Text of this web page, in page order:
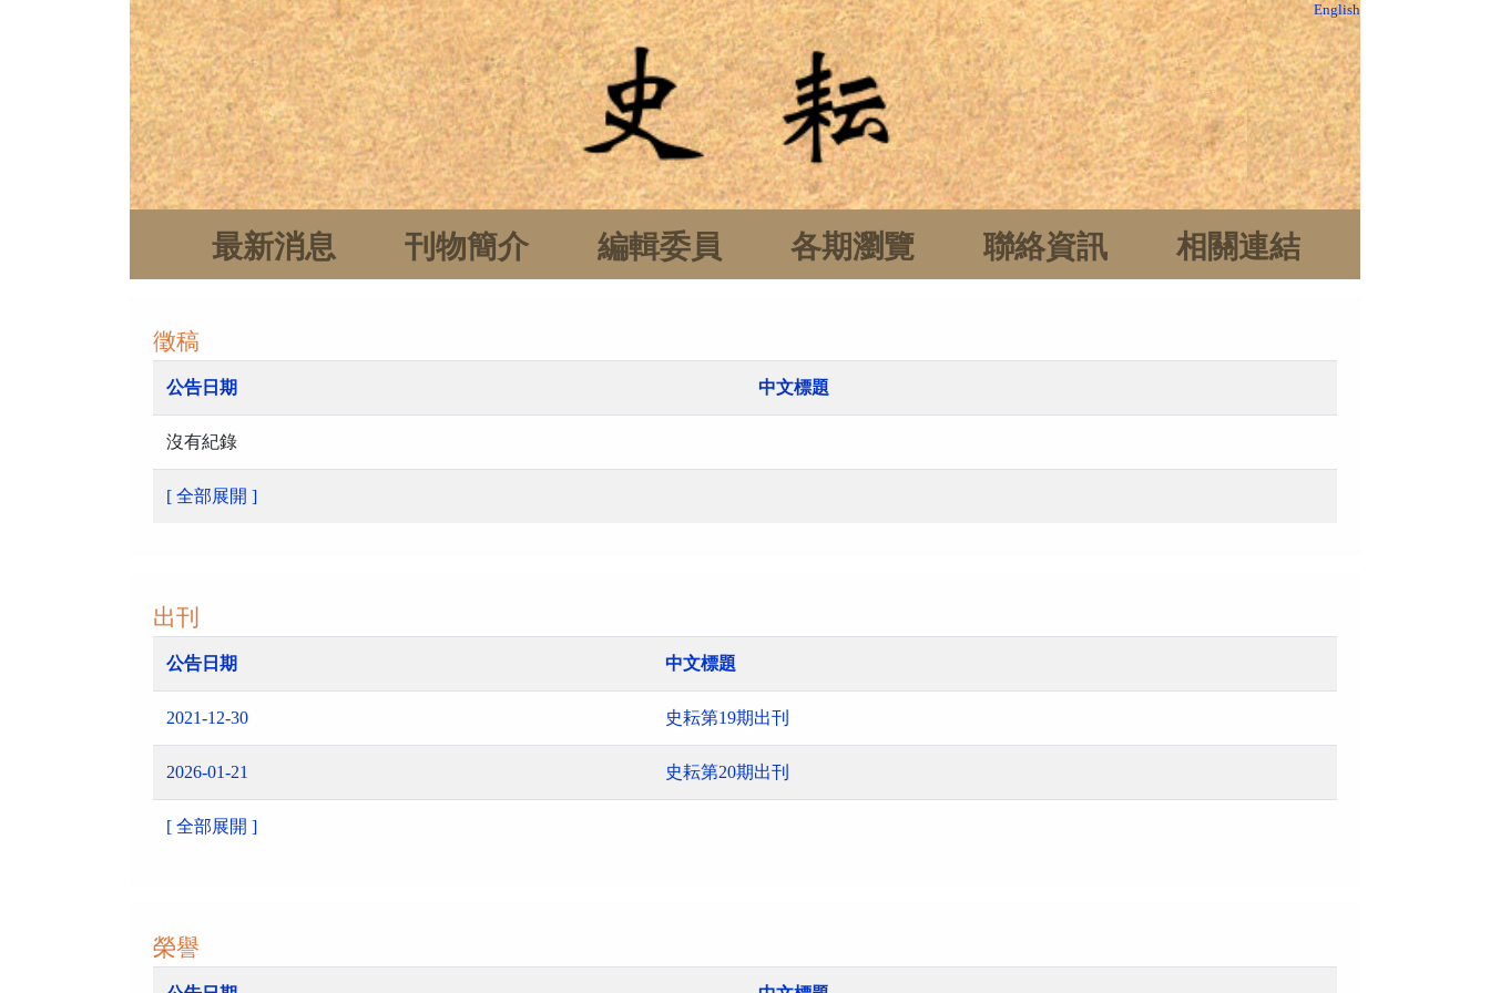
English
最新消息 刊物簡介 編輯委員 各期瀏覽 聯絡資訊 相關連結
徵稿
公告日期 中文標題
沒有紀錄
[ 全部展開 ]
出刊
公告日期 中文標題
2021-12-30 史耘第19期出刊
2026-01-21 史耘第20期出刊
[ 全部展開 ]
榮譽